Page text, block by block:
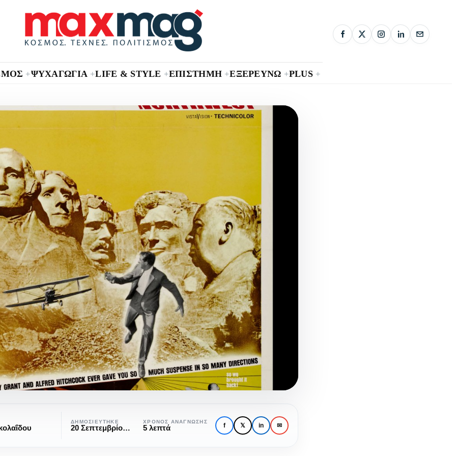
+ΨΥΧΑΓΩΓΙΑ +LIFE & STYLE +ΕΠΙΣΤΗΜΗ +ΕΞΕΡΕΥΝΩ +PLUS +
ΔΗΜΟΣΙΕΎΤΗΚΕ
20 Σεπτεμβρίου, 2016
ΧΡΌΝΟΣ ΑΝΆΓΝΩΣΗΣ
5 λεπτά f 𝕏 in ✉